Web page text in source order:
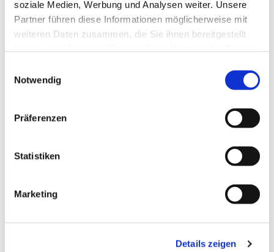
soziale Medien, Werbung und Analysen weiter. Unsere
Partner führen diese Informationen möglicherweise mit
weiteren Daten zusammen, die Sie ihnen bereitgestellt
Notwendig
Präferenzen
Statistiken
Marketing
Details zeigen
Dies könnte Sie auch
interessieren